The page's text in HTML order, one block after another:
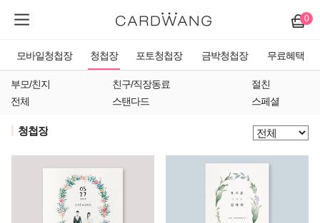
0
모바일청첩장 청첩장 포토청첩장 금박청첩장 무료혜택
부모/친지 친구/직장동료
절친
전체
스탠다드 스페셜
청첩장